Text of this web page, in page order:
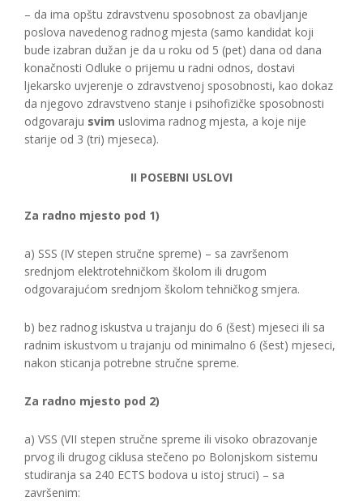
– da ima opštu zdravstvenu sposobnost za obavljanje
poslova navedenog radnog mjesta (samo kandidat koji
bude izabran dužan je da u roku od 5 (pet) dana od dana
konačnosti Odluke o prijemu u radni odnos, dostavi
ljekarsko uvjerenje o zdravstvenoj sposobnosti, kao dokaz
da njegovo zdravstveno stanje i psihofizičke sposobnosti
odgovaraju svim uslovima radnog mjesta, a koje nije
starije od 3 (tri) mjeseca).
II POSEBNI USLOVI
Za radno mjesto pod 1)
a) SSS (IV stepen stručne spreme) – sa završenom
srednjom elektrotehničkom školom ili drugom
odgovarajućom srednjom školom tehničkog smjera.
b) bez radnog iskustva u trajanju do 6 (šest) mjeseci ili sa
radnim iskustvom u trajanju od minimalno 6 (šest) mjeseci,
nakon sticanja potrebne stručne spreme.
Za radno mjesto pod 2)
a) VSS (VII stepen stručne spreme ili visoko obrazovanje
prvog ili drugog ciklusa stečeno po Bolonjskom sistemu
studiranja sa 240 ECTS bodova u istoj struci) – sa
završenim: